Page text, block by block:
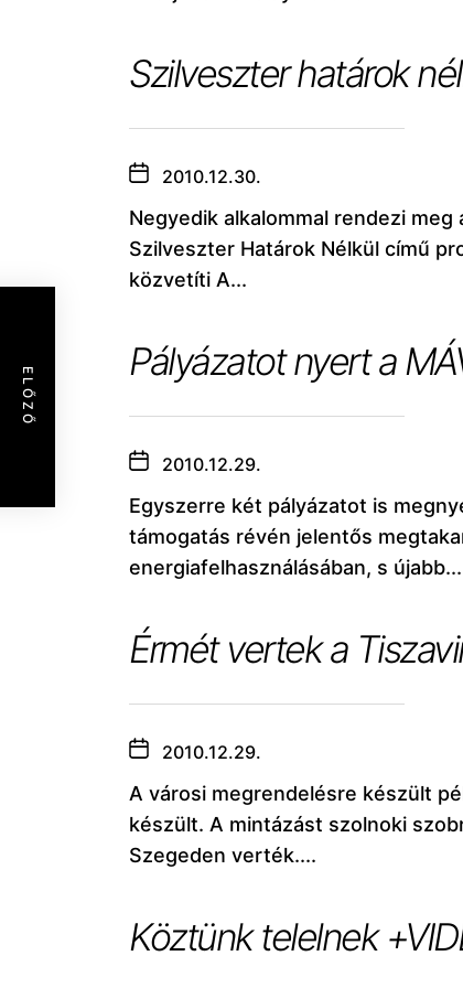
ELŐZŐ
Szilveszter határok
2010.12.30.
Negyedik alkalommal rendezi meg
Szilveszter Határok Nélkül című
közvetíti A...
Pályázatot nyert a
2010.12.29.
Egyszerre két pályázatot is
támogatás révén jelentős
energiafelhasználásában, s újabb...
Érmét vertek a
2010.12.29.
A városi megrendelésre készült
készült. A mintázást szolnoki
Szegeden verték....
Köztünk telelnek